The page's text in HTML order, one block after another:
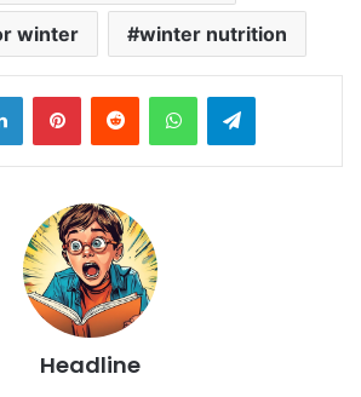
winter winter nutrition
LinkedInPinterestReddit WhatsAppTelegram
Headline